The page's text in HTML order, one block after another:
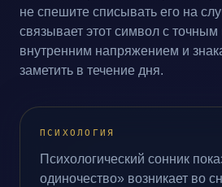
не спешите списывать его на
связывает этот символ с
внутренним напряжением и
заметить в течение дня.
ПСИХОЛОГИЯ
Психологический сонник
одиночество» возникает во